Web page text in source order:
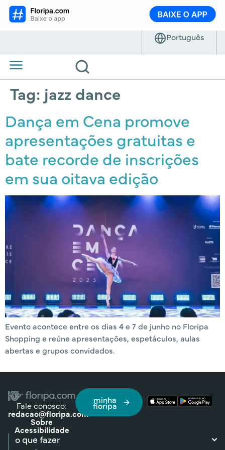
Tag: jazz dance
Dança em Cena promove
apresentações gratuitas e
bate recorde de inscrições
em sua oitava edição
Evento acontece entre os dias 4 e 7 de junho no Floripa
Shopping e reúne apresentações, espetáculos, aulas
abertas e grupos convidados.
Fale conosco:
redacao@floripa.com
Sobre
Acessibilidade
minha
floripa
o que fazer